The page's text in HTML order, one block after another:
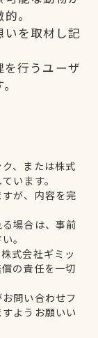
。
いを取材し記
行うユーザ
、または株式
います。
が、内容を完
場合は、事前
。
式会社ギミッ
の責任を一切
問い合わせフ
ようお願いい